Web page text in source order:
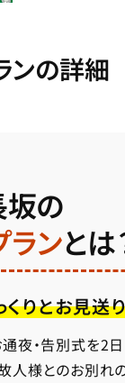
ンの詳細
の
ンとは
りとお見送
通夜・告別式を2
人様とのお別れ